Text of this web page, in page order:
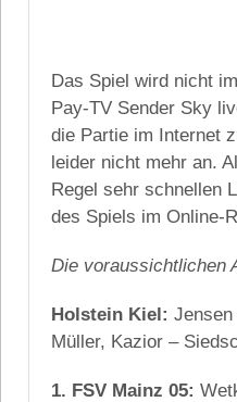
Das Spiel wird nicht
Pay-TV Sender Sky
die Partie im Internet
leider nicht mehr an.
Regel sehr schnellen
des Spiels im Online-
Die voraussichtlichen
Holstein Kiel:
Müller, Kazior –
1. FSV Mainz 05: